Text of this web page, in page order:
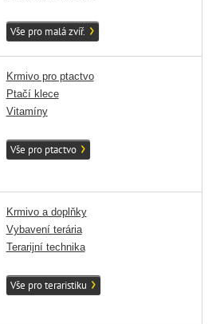
Vše pro malá zvíř.
Krmivo pro ptactvo
Ptačí klece
Vitamíny
Vše pro ptactvo
Krmivo a doplňky
Vybavení terária
Terarijní technika
Vše pro teraristiku